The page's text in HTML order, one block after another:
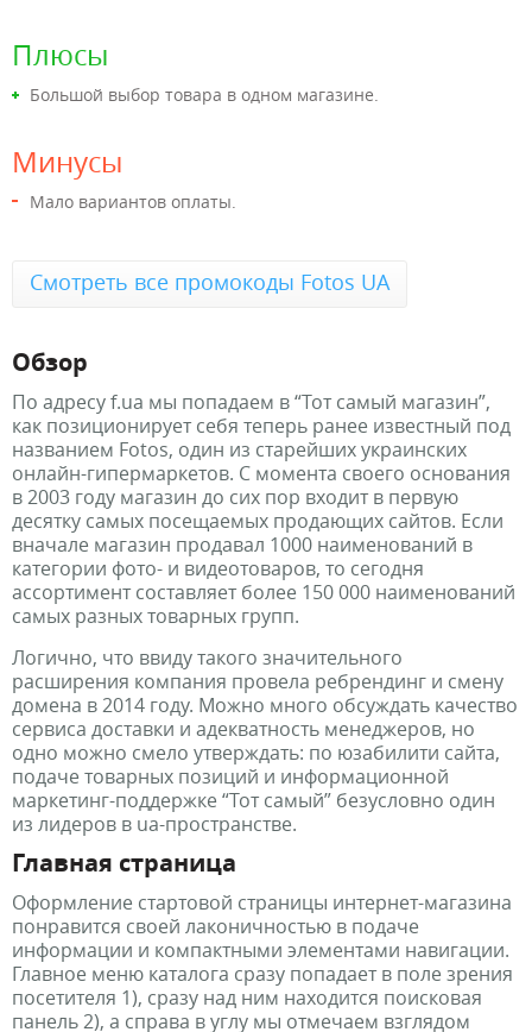
Плюсы
Большой выбор товара в одном магазине.
Минусы
Мало вариантов оплаты.
Смотреть все промокоды Fotos UA
Обзор
По адресу f.ua мы попадаем в “Тот самый магазин”,
как позиционирует себя теперь ранее известный под
названием Fotos, один из старейших украинских
онлайн-гипермаркетов. С момента своего основания
в 2003 году магазин до сих пор входит в первую
десятку самых посещаемых продающих сайтов. Если
вначале магазин продавал 1000 наименований в
категории фото- и видеотоваров, то сегодня
ассортимент составляет более 150 000 наименований
самых разных товарных групп.
Логично, что ввиду такого значительного
расширения компания провела ребрендинг и смену
домена в 2014 году. Можно много обсуждать качество
сервиса доставки и адекватность менеджеров, но
одно можно смело утверждать: по юзабилити сайта,
подаче товарных позиций и информационной
маркетинг-поддержке “Тот самый” безусловно один
из лидеров в ua-пространстве.
Главная страница
Оформление стартовой страницы интернет-магазина
понравится своей лаконичностью в подаче
информации и компактными элементами навигации.
Главное меню каталога сразу попадает в поле зрения
посетителя 1), сразу над ним находится поисковая
панель 2), а справа в углу мы отмечаем взглядом